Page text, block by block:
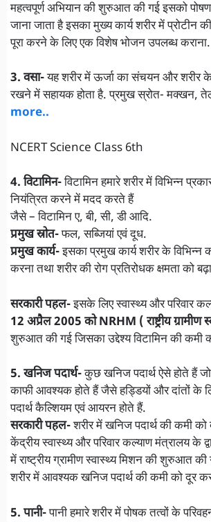
महत्वपूर्ण अभियान की शुरुआत की गई इसको
जाना जाता है इसका मुख्य कार्य शरीर में
पूरा करने के लिए एक विशेष भोजन उपलब्ध कराना.
3. वसा-यह शरीर में ऊर्जा का संचयन और शरीर के
रखने में सहायक होता है. प्रमुख स्रोत- मक्खन,
more..
NCERT Science Class 6th
4. विटामिन-विटामिन हमारे शरीर में विभिन्न
नियंत्रित करने में मदद करते हैं
जैसे – विटामिन ए, बी, सी, डी आदि.
प्रमुख स्रोत-फल, सब्जियां एवं दूध.
प्रमुख कार्य-इसका प्रमुख कार्य शरीर के विभिन्न
करना तथा शरीर की रोग प्रतिरोधक क्षमता को
सरकारी पहल-इसके लिए स्वास्थ्य और परिवार
12 अप्रैल 2005 को NRHM ( राष्ट्रीय ग्रामीण
शुरुआत की गई जिसका उद्देश्य विटामिन की कमी
5. खनिज पदार्थ-कुछ खनिज पदार्थ ऐसे होते हैं
काफी आवश्यक होते हैं जैसे हड्डियों और दांतों के
पदार्थ कैल्शियम एवं आयरन होते हैं.
सरकारी पहल-शरीर में खनिज पदार्थ की कमी
केंद्रीय स्वास्थ्य और परिवार कल्याण मंत्रालय के
में राष्ट्रीय ग्रामीण स्वास्थ्य मिशन की शुरुआत की
शरीर में आवश्यक खनिज पदार्थ की कमी को दूर
5. पानी-पानी हमारे शरीर में पोषक तत्वों के